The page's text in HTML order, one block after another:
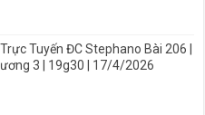
Tuyến ĐC Stephano Bài 206 |
3 | 19g30 | 17/4/2026